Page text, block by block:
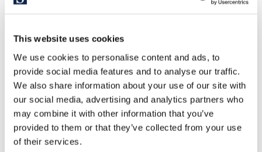
This website uses cookies
We use cookies to personalise content and ads, to
provide social media features and to analyse our traffic.
We also share information about your use of our site with
our social media, advertising and analytics partners who
may combine it with other information that you’ve
provided to them or that they’ve collected from your use
of their services.
655.000 €
Sitges / Barcelona Costa Sur | SITP6511
Doppelhaushälfte in der Urbanisation
Casas del Mar.
Entdecken Sie diese beeindruckende, komplett renovierte